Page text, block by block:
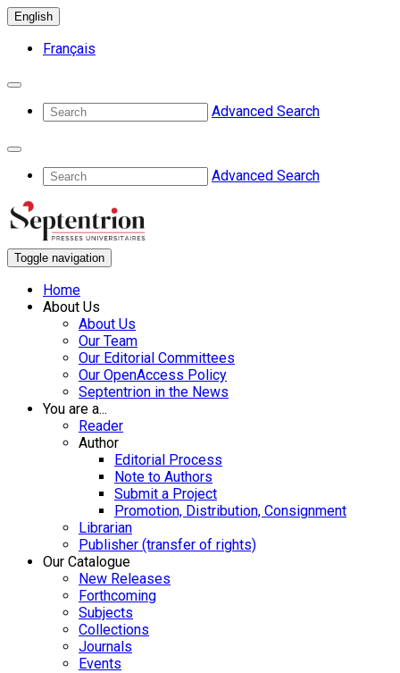
English
Français
Advanced Search
Advanced Search
Toggle navigation
Home
About Us
About Us
Our Team
Our Editorial Committees
Our OpenAccess Policy
Septentrion in the News
You are a...
Reader
Author
Editorial Process
Note to Authors
Submit a Project
Promotion, Distribution, Consignment
Librarian
Publisher (transfer of rights)
Our Catalogue
New Releases
Forthcoming
Subjects
Collections
Journals
Events